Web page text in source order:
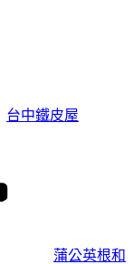
台中鐵皮屋
蒲公英根和